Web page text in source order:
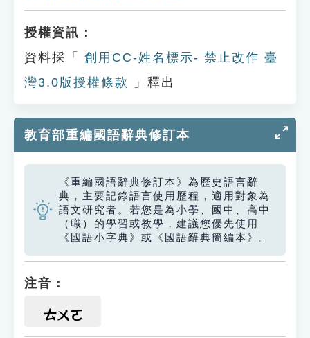
授權資訊：
資料採「
創用CC-姓名標示- 禁止改作 臺
灣3.0版授權條款
」釋出
教育部重編國語辭典修訂本
《重編國語辭典修訂本》為歷史語言辭
典，主要記錄語言使用歷程，適用對象為
語文研究者。若您是為小學、國中、高中
（職）的學習或教學，建議您優先使用
《國語小字典》或《國語辭典簡編本》。
注音：
ㄊㄨㄛ